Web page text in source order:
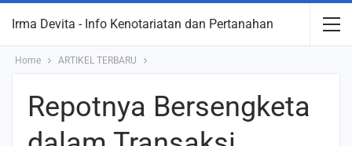
Irma Devita - Info Kenotariatan dan Pertanahan
Home ARTIKEL TERBARU
Repotnya Bersengketa